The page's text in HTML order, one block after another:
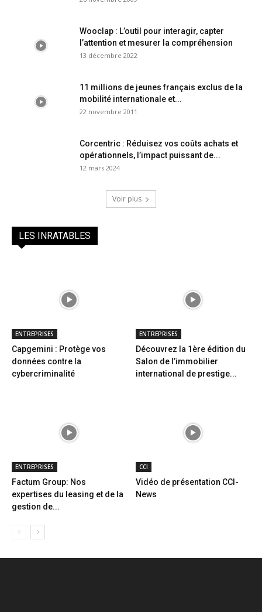
Wooclap : L’outil pour interagir, capter
l’attention et mesurer la compréhension
13 décembre 2022
11 millions de jeunes français exclus de la
mobilité internationale et...
22 novembre 2011
Corcentric : Réduisez vos coûts achats et
opérationnels, l’impact puissant de...
12 mars 2024
Voir plus
LES INRATABLES
ENTREPRISES
Capgemini : Protège vos
données contre la
cybercriminalité
ENTREPRISES
Découvrez la 1ère édition du
Salon de l’immobilier
international de prestige...
ENTREPRISES
Factum Group: Nos
expertises du leasing et de la
gestion de...
CCI
Vidéo de présentation CCI-
News